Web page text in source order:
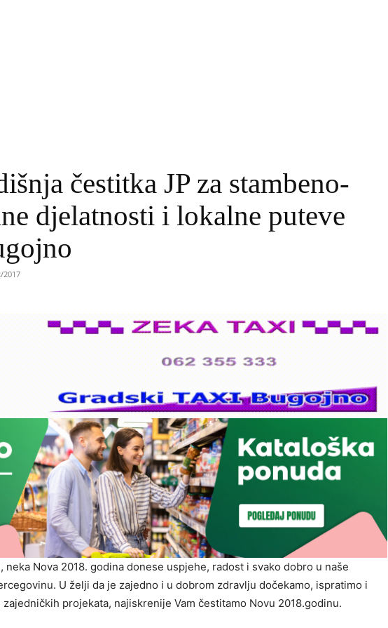
čestitka JP za stambeno-
djelatnosti i lokalne puteve
2017
neka Nova 2018. godina donese uspjehe, radost i svako dobro u naše
U želji da je zajedno i u dobrom zdravlju dočekamo, ispratimo i
projekata, najiskrenije Vam čestitamo Novu 2018.godinu.